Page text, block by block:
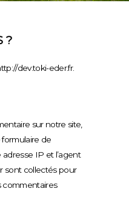
?
dev.toki-eder.fr.
sur notre site,
de
IP et l’agent
sont collectés pour
commentaires